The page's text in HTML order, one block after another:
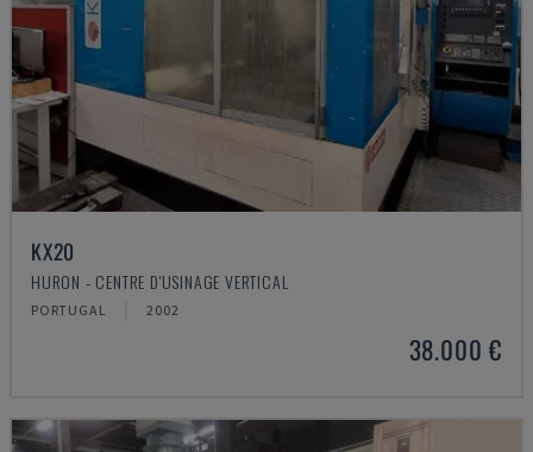
KX20
HURON - CENTRE D'USINAGE VERTICAL
PORTUGAL 2002
38.000 €